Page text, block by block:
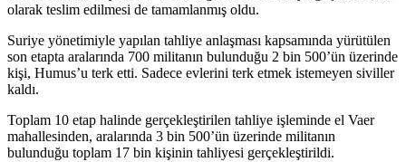
olarak teslim edilmesi de tamamlanmış oldu.
Suriye yönetimiyle yapılan tahliye anlaşması kapsamında yürütülen
son etapta aralarında 700 militanın bulunduğu 2 bin 500’ün üzerinde
kişi, Humus’u terk etti. Sadece evlerini terk etmek istemeyen siviller
kaldı.
Toplam 10 etap halinde gerçekleştirilen tahliye işleminde el Vaer
mahallesinden, aralarında 3 bin 500’ün üzerinde militanın
bulunduğu toplam 17 bin kişinin tahliyesi gerçekleştirildi.